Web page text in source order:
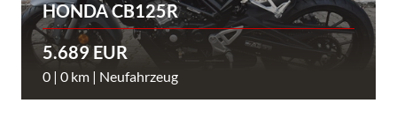
HONDA CB125R
5.689 EUR
0 | 0 km | Neufahrzeug